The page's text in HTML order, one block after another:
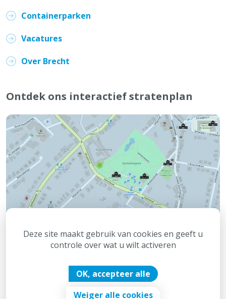
Containerparken
Vacatures
Over Brecht
Ontdek ons interactief stratenplan
Deze site maakt gebruik van cookies en geeft u
controle over wat u wilt activeren
OK, accepteer alle
Weiger alle cookies